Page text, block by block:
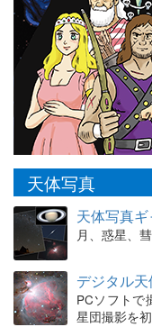
天体写真
天体写真
月、惑星、
デジタル
PCソフトで
星団撮影を